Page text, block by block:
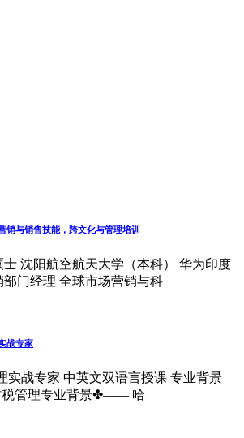
销与销售技能‌，跨文化与管理培训‌
沈阳航空航天大学（本科） 华为印度
门经理 全球市场营销与科
战专家
实战专家 中英文双语言授课 专业背景
管理专业背景✤—— 哈